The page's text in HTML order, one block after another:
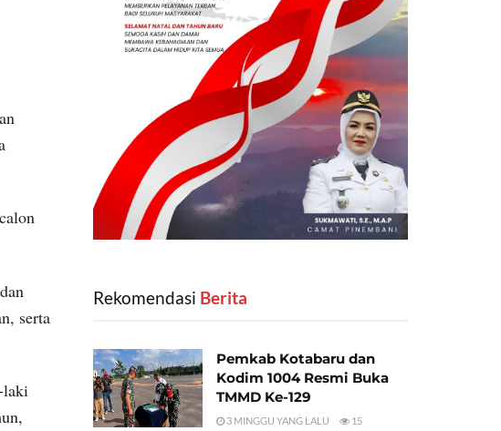
serta
laki
Rekomendasi ‎ Berita
Pemkab Kotabaru dan
Kodim 1004 Resmi Buka
TMMD Ke-129
3 MINGGU YANG LALU 15